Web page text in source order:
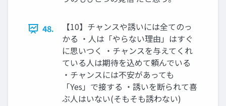
48.
【10】チャンスや誘いには全てのっ
かる ・人は「やらない理由」はすぐ
に思いつく ・チャンスを与えてくれ
ている人は期待を込めて頼んでいる
・チャンスには不安があっても
「Yes」で接する ・誘いを断られて喜
ぶ人はいない(そもそも誘わない)